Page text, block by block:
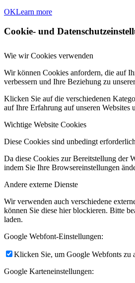
OKLearn more
Cookie- und
Wie wir Cookies verwenden
Wir können Cookies anfordern, die auf
verbessern und Ihre Beziehung zu
Klicken Sie auf die verschiedenen
auf Ihre Erfahrung auf unseren
Wichtige Website Cookies
Diese Cookies sind unbedingt
Da diese Cookies zur Bereitstellung der
indem Sie Ihre Browsereinstellungen
Andere externe Dienste
Wir verwenden auch verschiedene
können Sie diese hier blockieren. Bitte
laden.
Google Webfont-Einstellungen:
Klicken Sie, um Google Webfonts zu
Google Karteneinstellungen: